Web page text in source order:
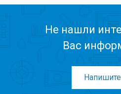
Не нашли
Вас